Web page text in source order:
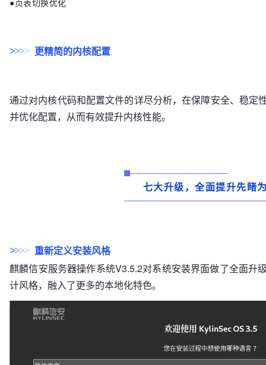
●页表切换优化
>>>> 更精简的内核配置
通过对内核代码和配置文件的详尽分析，在保障安全、稳定
并优化配置，从而有效提升内核性能。
七大升级，全面提升先睹
>>>> 重新定义安装风格
麒麟信安服务器操作系统V3.5.2对系统安装界面做了全面升
计风格，融入了更多的本地化特色。